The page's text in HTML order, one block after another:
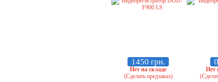
1450 грн.
Нет на складе
(Сделать предзаказ)
Нет